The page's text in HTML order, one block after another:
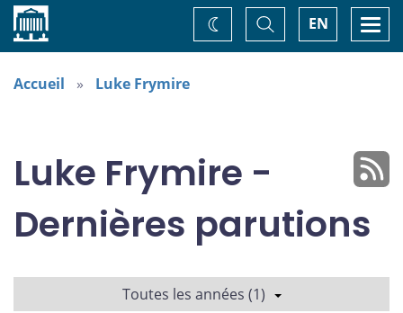
Accueil EN
Basculer
la
recherche
Changez
de
Accueil Luke Frymire
Luke Frymire -
Dernières parutions
Toutes les années (1)